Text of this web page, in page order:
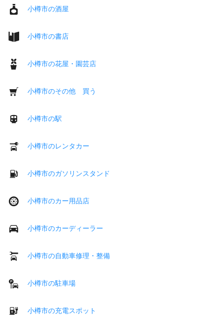
小樽市の酒屋
小樽市の書店
小樽市の花屋・園芸店
小樽市のその他 買う
小樽市の駅
小樽市のレンタカー
小樽市のガソリンスタンド
小樽市のカー用品店
小樽市のカーディーラー
小樽市の自動車修理・整備
小樽市の駐車場
小樽市の充電スポット